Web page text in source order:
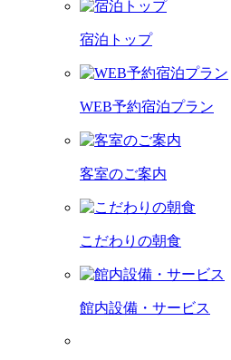
宿泊トップ
WEB予約宿泊プラン
客室のご案内
こだわりの朝食
館内設備・サービス